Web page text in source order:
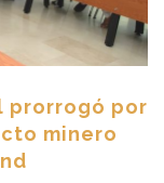
prorrogó por
minero